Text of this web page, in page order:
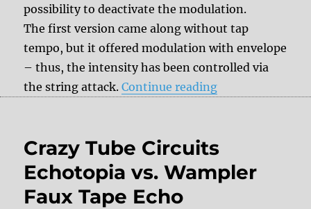
possibility to deactivate the modulation.
The first version came along without tap
tempo, but it offered modulation with envelope
– thus, the intensity has been controlled via
the string attack.Continue reading“Review:
Crazy Tube Circuits
Echotopia vs. Wampler
Faux Tape Echo